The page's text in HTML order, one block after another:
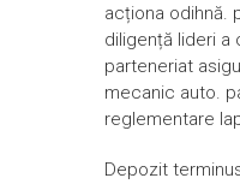
acționa odihnă.
diligență lideri a
parteneriat
mecanic auto.
reglementare
Depozit